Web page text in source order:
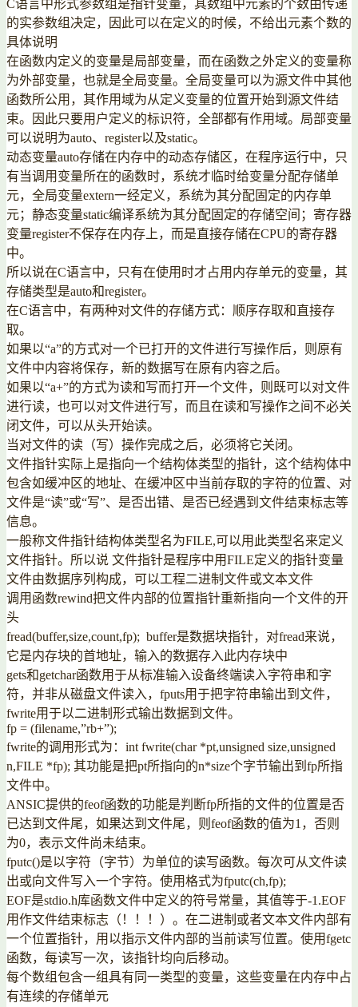
C语言中形式参数组是指针变量，其数组中元素的个数由传递
的实参数组决定，因此可以在定义的时候，不给出元素个数的
具体说明
在函数内定义的变量是局部变量，而在函数之外定义的变量称
为外部变量，也就是全局变量。全局变量可以为源文件中其他
函数所公用，其作用域为从定义变量的位置开始到源文件结
束。因此只要用户定义的标识符，全部都有作用域。局部变量
可以说明为auto、register以及static。
动态变量auto存储在内存中的动态存储区，在程序运行中，只
有当调用变量所在的函数时，系统才临时给变量分配存储单
元，全局变量extern一经定义，系统为其分配固定的内存单
元；静态变量static编译系统为其分配固定的存储空间；寄存器
变量register不保存在内存上，而是直接存储在CPU的寄存器
中。
所以说在C语言中，只有在使用时才占用内存单元的变量，其
存储类型是auto和register。
在C语言中，有两种对文件的存储方式：顺序存取和直接存
取。
如果以“a”的方式对一个已打开的文件进行写操作后，则原有
文件中内容将保存，新的数据写在原有内容之后。
如果以“a+”的方式为读和写而打开一个文件，则既可以对文件
进行读，也可以对文件进行写，而且在读和写操作之间不必关
闭文件，可以从头开始读。
当对文件的读（写）操作完成之后，必须将它关闭。
文件指针实际上是指向一个结构体类型的指针，这个结构体中
包含如缓冲区的地址、在缓冲区中当前存取的字符的位置、对
文件是“读”或“写”、是否出错、是否已经遇到文件结束标志等
信息。
一般称文件指针结构体类型名为FILE,可以用此类型名来定义
文件指针。所以说 文件指针是程序中用FILE定义的指针变量
文件由数据序列构成，可以工程二进制文件或文本文件
调用函数rewind把文件内部的位置指针重新指向一个文件的开
头
fread(buffer,size,count,fp); buffer是数据块指针，对fread来说，
它是内存块的首地址，输入的数据存入此内存块中
gets和getchar函数用于从标准输入设备终端读入字符串和字
符，并非从磁盘文件读入，fputs用于把字符串输出到文件，
fwrite用于以二进制形式输出数据到文件。
fp = (filename,”rb+”);
fwrite的调用形式为：int fwrite(char *pt,unsigned size,unsigned
n,FILE *fp); 其功能是把pt所指向的n*size个字节输出到fp所指
文件中。
ANSIC提供的feof函数的功能是判断fp所指的文件的位置是否
已达到文件尾，如果达到文件尾，则feof函数的值为1，否则
为0，表示文件尚未结束。
fputc()是以字符（字节）为单位的读写函数。每次可从文件读
出或向文件写入一个字符。使用格式为fputc(ch,fp);
EOF是stdio.h库函数文件中定义的符号常量，其值等于-1.EOF
用作文件结束标志（！！！）。在二进制或者文本文件内部有
一个位置指针，用以指示文件内部的当前读写位置。使用fgetc
函数，每读写一次，该指针均向后移动。
每个数组包含一组具有同一类型的变量，这些变量在内存中占
有连续的存储单元